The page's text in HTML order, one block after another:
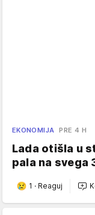
EKONOMIJA PRE 4 H
Lada otišla u
pala na svega
1 · Reaguj